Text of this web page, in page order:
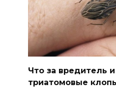
Что за вредитель
триатомовые